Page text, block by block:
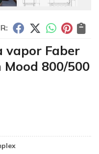
vapor Faber
Mood 800/500